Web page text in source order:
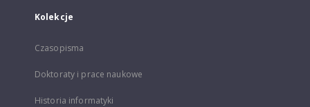
Kolekcje
Czasopisma
Doktoraty i prace naukowe
Historia informatyki